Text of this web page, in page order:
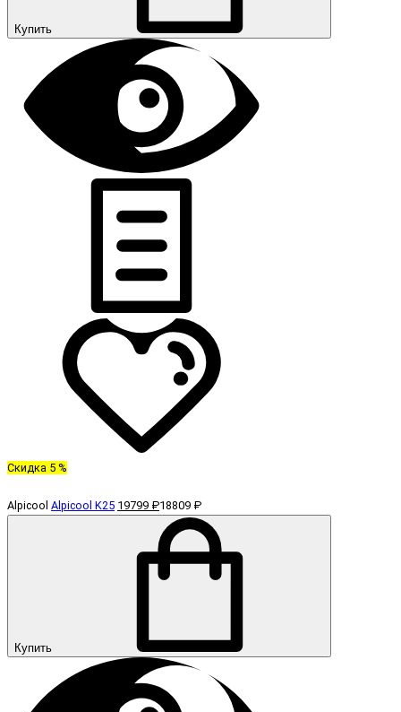
Купить
Скидка 5 %
Alpicool Alpicool K25 19799 ₽18809 ₽
Купить